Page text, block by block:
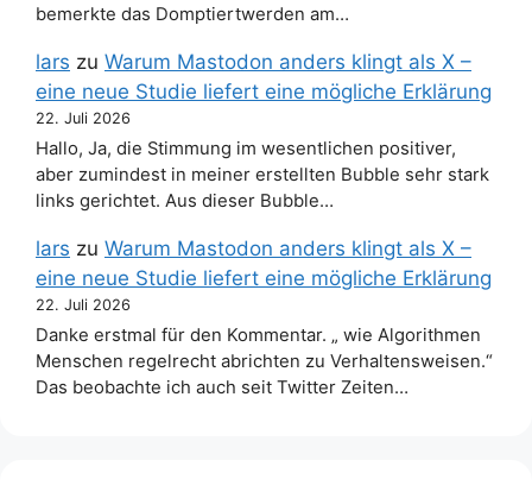
bemerkte das Domptiertwerden am…
lars zu Warum Mastodon anders klingt als X –
eine neue Studie liefert eine mögliche Erklärung
22. Juli 2026
Hallo, Ja, die Stimmung im wesentlichen positiver,
aber zumindest in meiner erstellten Bubble sehr stark
links gerichtet. Aus dieser Bubble…
lars zu Warum Mastodon anders klingt als X –
eine neue Studie liefert eine mögliche Erklärung
22. Juli 2026
Danke erstmal für den Kommentar. „ wie Algorithmen
Menschen regelrecht abrichten zu Verhaltensweisen.“
Das beobachte ich auch seit Twitter Zeiten…